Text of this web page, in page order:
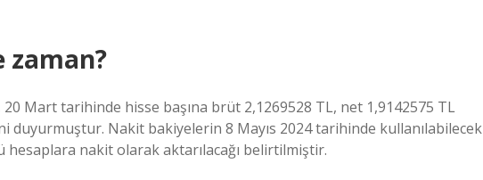
zaman?
20 Mart tarihinde hisse başına brüt 2,1269528 TL, net 1,9142575 TL
Nakit bakiyelerin 8 Mayıs 2024 tarihinde kullanılabilecek
nakit olarak aktarılacağı belirtilmiştir.